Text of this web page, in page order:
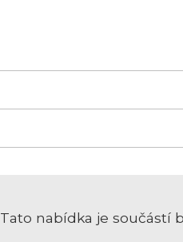
Tato nabídka je součástí